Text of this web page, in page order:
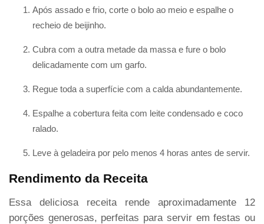
Após assado e frio, corte o bolo ao meio e espalhe o
recheio de beijinho.
Cubra com a outra metade da massa e fure o bolo
delicadamente com um garfo.
Regue toda a superfície com a calda abundantemente.
Espalhe a cobertura feita com leite condensado e coco
ralado.
Leve à geladeira por pelo menos 4 horas antes de servir.
Rendimento da Receita
Essa deliciosa receita rende aproximadamente 12
porções generosas, perfeitas para servir em festas ou